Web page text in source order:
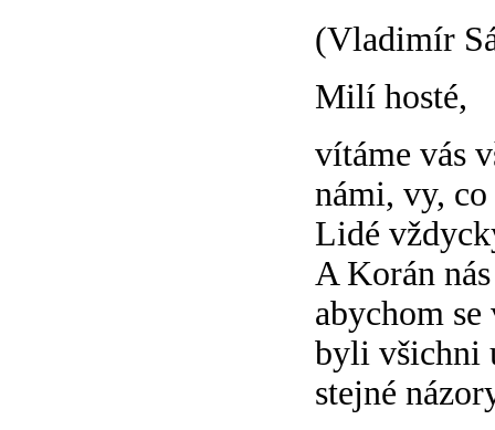
(Vladimír
Milí hosté,
vítáme vás
námi, vy, co
Lidé
A Korán
abychom
byli všichni
stejné